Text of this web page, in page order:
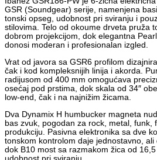
GSR (Soundgear) serije, namenjena
tonski opseg, udobnost pri sviranju i
stilovima. Telo od okoume drveta pruža
dobrom projekcijom, dok elegantna
donosi moderan i profesionalan izgled.
Vrat od javora sa GSR6 profilom
čak i kod kompleksnijih linija i akorda.
radijusom od 400 mm omogućava
osećaj pod prstima, dok skala od 34″
low-end, čak i na najnižim žicama.
Dva Dynamix H humbucker magneta
bas zvuk, pogodan za rock, metal, funk,
produkciju. Pasivna elektronika sa dve
tonskom kontrolom daje jednostavno, ali
dok B10 most sa razmakom žica od
udobnost pri sviranju.